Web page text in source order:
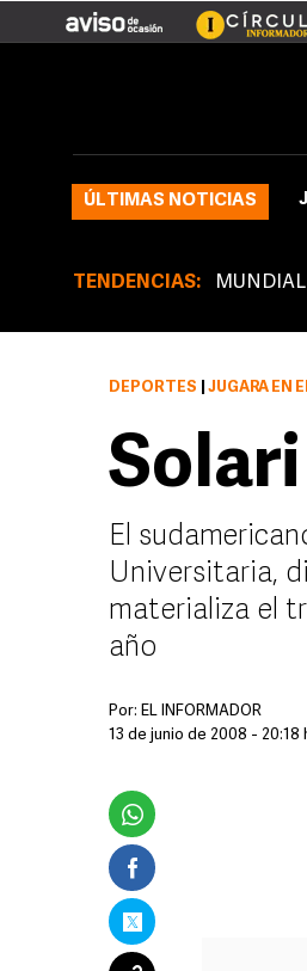
ÚLTIMAS NOTICIAS
TENDENCIAS: MUNDIAL
DEPORTES JUGARÁ EN
Solari
El
Universitaria,
materializa el
año
Por: EL INFORMADOR
13 de junio de 2008 - 20:18